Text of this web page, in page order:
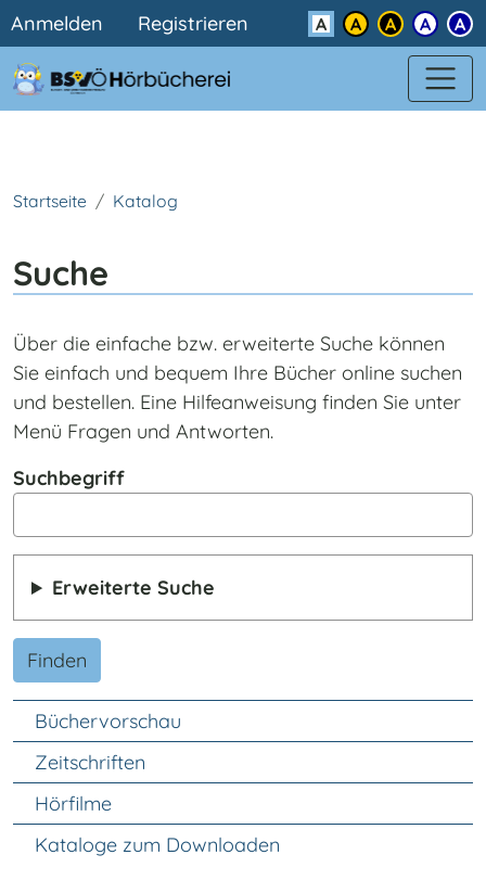
Direkt zum Inhalt
Benutzermenü
Anmelden Registrieren Kontrast
Startseite Katalog
Suche
Über die einfache bzw. erweiterte Suche können
Sie einfach und bequem Ihre Bücher online suchen
und bestellen. Eine Hilfeanweisung finden Sie unter
Menü Fragen und Antworten.
Suchbegriff
Erweiterte Suche
Finden
Unter Navigation
Büchervorschau
Zeitschriften
Hörfilme
Kataloge zum Downloaden